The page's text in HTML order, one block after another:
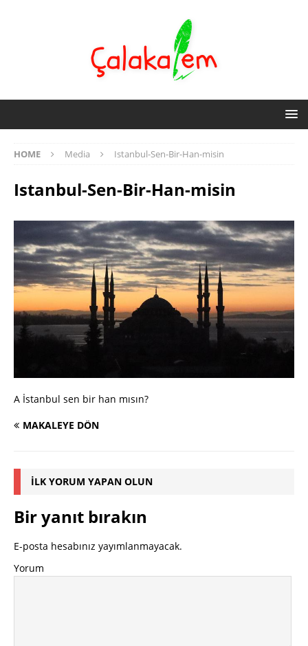
HOME Media Istanbul-Sen-Bir-Han-misin
Istanbul-Sen-Bir-Han-misin
A İstanbul sen bir han mısın?
MAKALEYE DÖN
İLK YORUM YAPAN OLUN
Bir yanıt bırakın
E-posta hesabınız yayımlanmayacak.
Yorum